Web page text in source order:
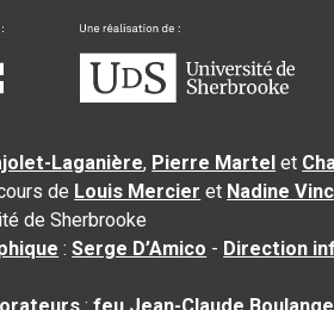
Laganière, Pierre Martel et
de Louis Mercier et Nadine
de Sherbrooke
:Serge D’Amico - Direction